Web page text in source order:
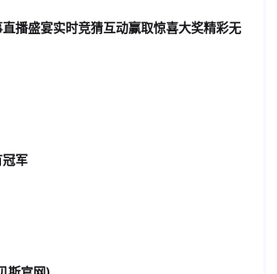
播盛宴实时竞猜互动赢取惊喜大奖精彩无
军